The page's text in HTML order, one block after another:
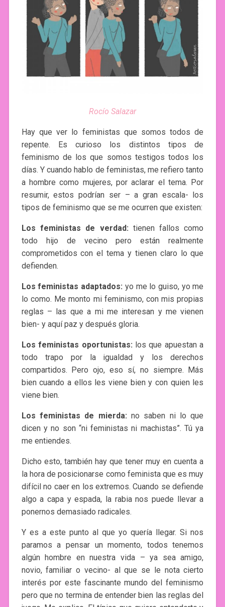
Rocío Salazar
Hay que ver lo feministas que somos todos de
repente. Es curioso los distintos tipos de
feminismo de los que somos testigos todos los
días. Y cuando hablo de feministas, me refiero tanto
a hombre como mujeres, por aclarar el tema. Por
resumir, estos podrían ser – a gran escala- los
tipos de feminismo que se me ocurren que existen:
Los feministas de verdad: tienen fallos como
todo hijo de vecino pero están realmente
comprometidos con el tema y tienen claro lo que
defienden.
Los feministas adaptados: yo me lo guiso, yo me
lo como. Me monto mi feminismo, con mis propias
reglas – las que a mi me interesan y me vienen
bien- y aquí paz y después gloria.
Los feministas oportunistas: los que apuestan a
todo trapo por la igualdad y los derechos
compartidos. Pero ojo, eso sí, no siempre. Más
bien cuando a ellos les viene bien y con quien les
viene bien.
Los feministas de mierda: no saben ni lo que
dicen y no son “ni feministas ni machistas”. Tú ya
me entiendes.
Dicho esto, también hay que tener muy en cuenta a
la hora de posicionarse como feminista que es muy
difícil no caer en los extremos. Cuando se defiende
algo a capa y espada, la rabia nos puede llevar a
ponernos demasiado radicales.
Y es a este punto al que yo quería llegar. Si nos
paramos a pensar un momento, todos tenemos
algún hombre en nuestra vida – ya sea amigo,
novio, familiar o vecino- al que se le nota cierto
interés por este fascinante mundo del feminismo
pero que no termina de entender bien las reglas del